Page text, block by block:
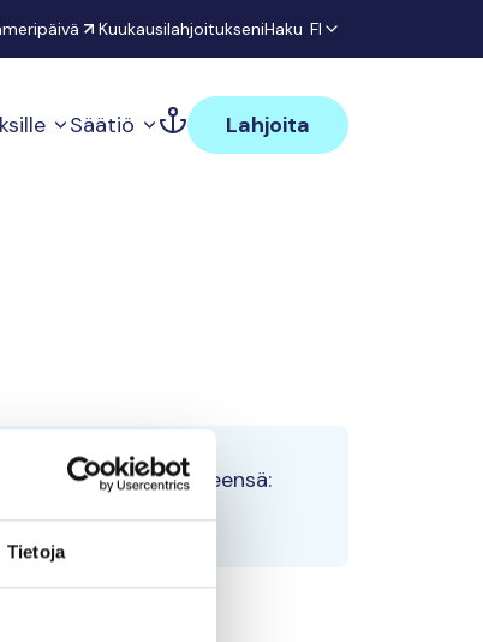
Tietoja
KuukausilahjoitukseniHaku FI
Säätiö Lahjoita
Tiimin lahjoitukset yhteensä:
€